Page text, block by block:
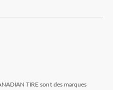
TIRE sont des marques